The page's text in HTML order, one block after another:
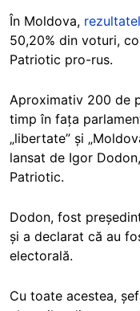
În Moldova,
50,20% din voturi,
Patriotic pro-rus.
Aproximativ 200 de
timp în fața
„libertate” și
lansat de Igor
Patriotic.
Dodon, fost
și a declarat că au
electorală.
Cu toate acestea,